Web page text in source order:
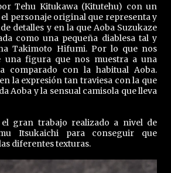
Tehu Kitukawa (Kitutehu) con un
personaje original que representa y
detalles y en la que Aoba Suzukaze
como una pequeña diablesa tal y
Takimoto Hifumi. Por lo que nos
una figura que nos muestra a una
comparado con la habitual Aoba.
la expresión tan traviesa con la que
Aoba y la sensual camisola que lleva
el gran trabajo realizado a nivel de
Itsukaichi para conseguir que
diferentes texturas.